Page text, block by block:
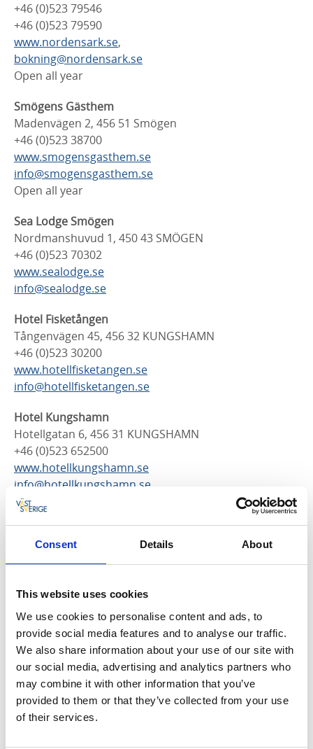
Consent Details About
This website uses cookies
We use cookies to personalise content and ads, to
provide social media features and to analyse our traffic.
We also share information about your use of our site with
our social media, advertising and analytics partners who
may combine it with other information that you’ve
provided to them or that they’ve collected from your use
of their services.
+46 (0)523 79546
+46 (0)523 79590
www.nordensark.se,
bokning@nordensark.se
Open all year
Smögens Gästhem
Madenvägen 2, 456 51 Smögen
+46 (0)523 38700
www.smogensgasthem.se
info@smogensgasthem.se
Open all year
Sea Lodge Smögen
Nordmanshuvud 1, 450 43 SMÖGEN
+46 (0)523 70302
www.sealodge.se
info@sealodge.se
Hotel Fisketången
Tångenvägen 45, 456 32 KUNGSHAMN
+46 (0)523 30200
www.hotellfisketangen.se
info@hotellfisketangen.se
Hotel Kungshamn
Hotellgatan 6, 456 31 KUNGSHAMN
+46 (0)523 652500
www.hotellkungshamn.se
info@hotellkungshamn.se
Pensionat Bryggan
+46 (0)523 32900
www.pensionatbryggan.se
BED & BREAKFAST
Ramsviks Övergård
Ramsvik Övergård 1, 456 92 HUNNEBOSTRAND
+46 (0)523 58184
www.ramsviksovergard.se